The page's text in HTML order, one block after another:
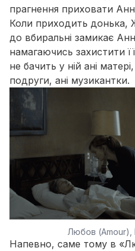
прагнення приховати
Коли приходить донька,
до вбиральні замикає
намагаючись захистити
не бачить у ній ані
подруги, ані музикантки.
Любов (Amour),
Напевно, саме тому в